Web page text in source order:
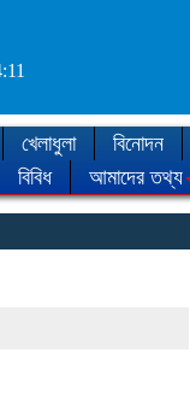
খেলাধুলা বিনোদন
বিবিধ আমাদের তথ্য